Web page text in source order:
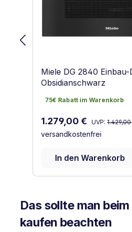
Miele DG 2840
Obsidianschwarz
75€ Rabatt im Warenkorb
75€ Rabatt im Warenkorb
Verkaufspreis:
1.279,00 € Regulärer
UVP:
versandkostenfrei
In den Warenkorb
Das sollte man
kaufen beachten